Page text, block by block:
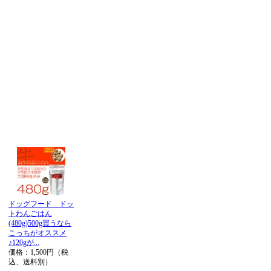
ドッグフード ドッ
トわんごはん
(480g)500g買うなら
こっちがオススメ
♪120gが...
価格：1,500円（税
込、送料別）